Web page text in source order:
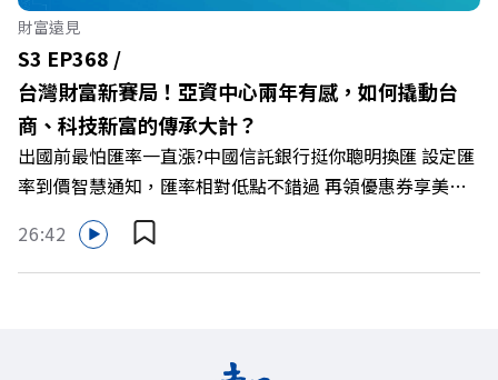
🔺最有人情味的文化橋梁！從社會創新到經典「日本展」的
共好實踐 主持人／遠見雜誌副社長兼遠見智庫總編輯 李建
興 與談人／遠東SOGO百貨董事長 黃晴雯 +++++ 🫧清除腦
袋的盲點，也順手理清生活的雜亂。 點開看質感養成術>>
https://gvmkt.pse.is/9al3px ✨關注《遠見》更多的社群：
LINE：https://reurl.cc/A4ELQp IG：
https://bit.ly/3AjBWNV YT：https://bit.ly/38jNi9k
Powered by Firstory Hosting
財富遠見
S3 EP368 /
台灣財富新賽局！亞資中心兩年有感，如何撬動台
商、科技新富的傳承大計？
出國前最怕匯率一直漲?中國信託銀行挺你聰明換匯 設定匯
率到價智慧通知，匯率相對低點不錯過 再領優惠券享美金
最高減3分等優惠 立即設定： https://fstry.pse.is/9d7lr7
投資外幣如幣別轉換可能產生匯兌損失，應評估涉及自身情
況審慎投資。 完整注意事項詳見網站資訊。 —— 以上為
在政府力推「亞洲資產管理中心」政策、高雄專區成立滿週
26:42